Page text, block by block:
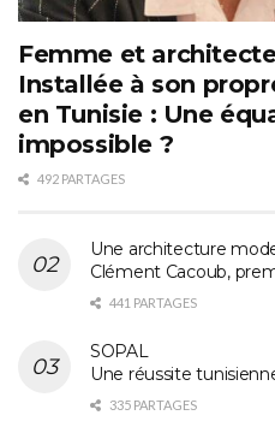
Femme et
Installée à son
en Tunisie : Une
impossible ?
492 PARTAGES
Une architecture
Clément Cacoub,
441 PARTAGES
SOPAL
Une réussite
335 PARTAGES